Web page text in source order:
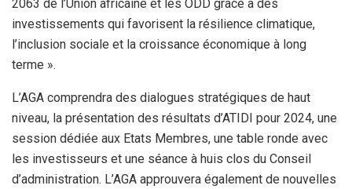
2063 de l’Union africaine et les ODD grâce à des
investissements qui favorisent la résilience climatique,
l’inclusion sociale et la croissance économique à long
terme ».
L’AGA comprendra des dialogues stratégiques de haut
niveau, la présentation des résultats d’ATIDI pour 2024, une
session dédiée aux Etats Membres, une table ronde avec
les investisseurs et une séance à huis clos du Conseil
d’administration. L’AGA approuvera également de nouvelles